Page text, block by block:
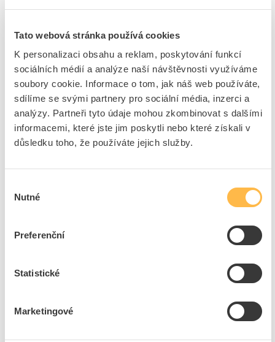
Tato webová stránka používá cookies
K personalizaci obsahu a reklam, poskytování funkcí
sociálních médií a analýze naší návštěvnosti využíváme
soubory cookie. Informace o tom, jak náš web používáte,
sdílíme se svými partnery pro sociální média, inzerci a
analýzy. Partneři tyto údaje mohou zkombinovat s dalšími
informacemi, které jste jim poskytli nebo které získali v
důsledku toho, že používáte jejich služby.
souhlasu
Nutné
Preferenční
Statistické
Marketingové
jednotek
Rázová pevnost
IK04
Počet spínacích vestaveb
3
S odklápěcím víkem
Ne
Textové pole / popisovací
oblast
Ne
Pro zásuvku podlahového
kanálu
Ne
kanál
Ke stažení
Bezpečnostní dokumenty